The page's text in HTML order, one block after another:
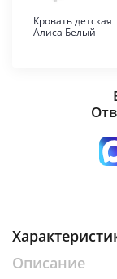
Кровать детская
Алиса Белый
Описание